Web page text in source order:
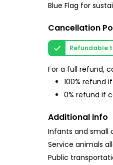
Blue Flag for
Cancellation
Refundable
For a full refund,
100% refund
0% refund if
Additional Info
Infants and small
Service animals
Public